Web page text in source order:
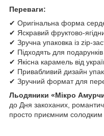
Переваги:
✔ Оригінальна форма
✔ Яскравий фруктово-
✔ Зручна упаковка із zip-
✔ Підходять для
✔ Якісна карамель від
✔ Привабливий дизайн
✔ Зручний формат для
Льодяники «Мікро
до Дня закоханих,
просто приємним солодким